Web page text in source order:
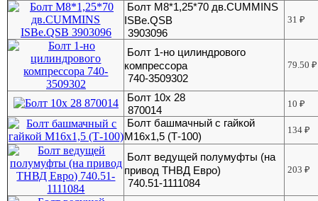
Болт М8*1,25*70 дв.CUMMINS
ISBe.QSB
3903096
31₽
Болт 1-но цилиндрового
компрессора
740-3509302
79.50₽
Болт 10х 28
870014
10₽
Болт башмачный с гайкой
М16х1,5 (Т-100)
134₽
Болт ведущей полумуфты (на
привод ТНВД Евро)
740.51-1111084
203₽